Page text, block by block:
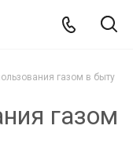
газом в быту
газом